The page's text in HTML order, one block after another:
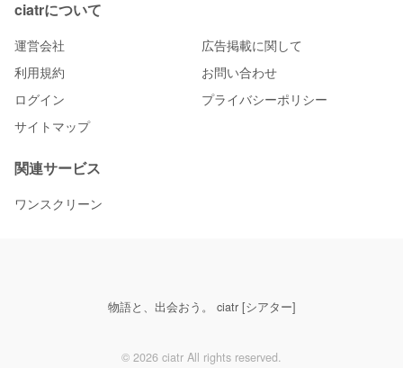
ciatrについて
運営会社
広告掲載に関して
利用規約
お問い合わせ
ログイン
プライバシーポリシー
サイトマップ
関連サービス
ワンスクリーン
物語と、出会おう。 ciatr [シアター]
© 2026 ciatr All rights reserved.